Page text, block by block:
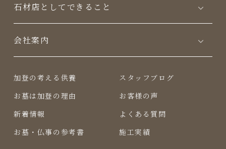
⽯材店としてできること
会社案内
加登の考える供養
お墓は加登の理由
新着情報
お墓・仏事の参考書
スタッフブログ
お客様の声
よくある質問
施工実績